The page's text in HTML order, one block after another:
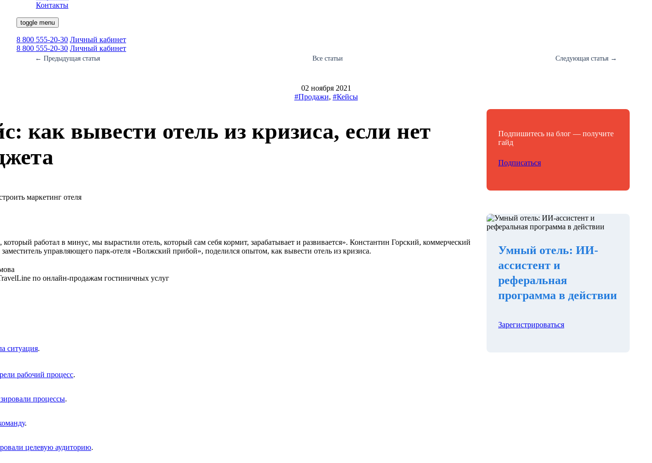
Контакты
toggle menu
8 800 555-20-30 Личный кабинет
8 800 555-20-30 Личный кабинет
← Предыдущая статья Все статьи Следующая статья →
02 ноября 2021
#Продажи, #Кейсы
как вывести отель из кризиса, если нет
который работал в минус, мы вырастили отель, который сам себя кормит, зарабатывает и развивается». Константин Горский, коммерческий
заместитель управляющего парк-отеля «Волжский прибой», поделился опытом, как вывести отель из кризиса.
по онлайн-продажам гостиничных услуг
ситуация.
рабочий процесс.
процессы.
.
целевую аудиторию.
Подпишитесь на блог — получите
гайд
Подписаться
Умный отель: ИИ-
ассистент и
реферальная
программа в действии
Зарегистрироваться